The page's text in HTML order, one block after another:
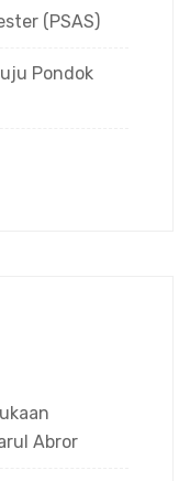
(PSAS)
Pondok
Abror